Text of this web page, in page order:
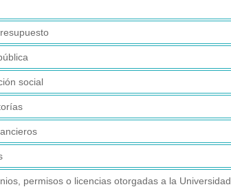
social
permisos o licencias otorgadas a la Universidad